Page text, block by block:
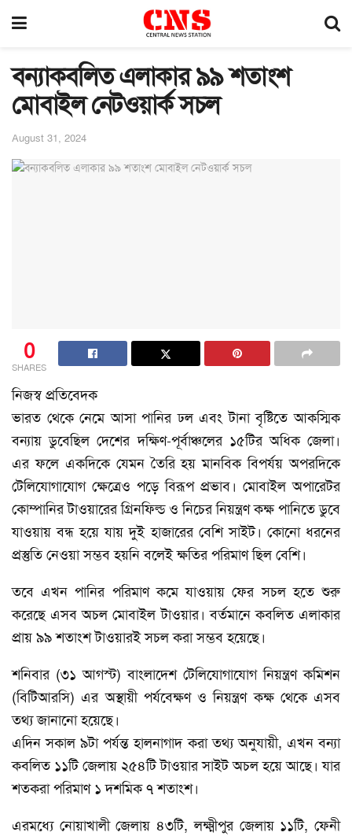
বন্যাকবলিত এলাকার ৯৯ শতাংশ
মোবাইল নেটওয়ার্ক সচল
August 31, 2024
0
SHARES
নিজস্ব প্রতিবেদক
ভারত থেকে নেমে আসা পানির ঢল এবং টানা বৃষ্টিতে আকস্মিক
বন্যায় ডুবেছিল দেশের দক্ষিণ-পূর্বাঞ্চলের ১৫টির অধিক জেলা।
এর ফলে একদিকে যেমন তৈরি হয় মানবিক বিপর্যয় অপরদিকে
টেলিযোগাযোগ ক্ষেত্রেও পড়ে বিরূপ প্রভাব। মোবাইল অপারেটর
কোম্পানির টাওয়ারের গ্রিনফিল্ড ও নিচের নিয়ন্ত্রণ কক্ষ পানিতে ডুবে
যাওয়ায় বন্ধ হয়ে যায় দুই হাজারের বেশি সাইট। কোনো ধরনের
প্রস্তুতি নেওয়া সম্ভব হয়নি বলেই ক্ষতির পরিমাণ ছিল বেশি।
তবে এখন পানির পরিমাণ কমে যাওয়ায় ফের সচল হতে শুরু
করেছে এসব অচল মোবাইল টাওয়ার। বর্তমানে কবলিত এলাকার
প্রায় ৯৯ শতাংশ টাওয়ারই সচল করা সম্ভব হয়েছে।
শনিবার (৩১ আগস্ট) বাংলাদেশ টেলিযোগাযোগ নিয়ন্ত্রণ কমিশন
(বিটিআরসি) এর অস্থায়ী পর্যবেক্ষণ ও নিয়ন্ত্রণ কক্ষ থেকে এসব
তথ্য জানানো হয়েছে।
এদিন সকাল ৯টা পর্যন্ত হালনাগাদ করা তথ্য অনুযায়ী, এখন বন্যা
কবলিত ১১টি জেলায় ২৫৪টি টাওয়ার সাইট অচল হয়ে আছে। যার
শতকরা পরিমাণ ১ দশমিক ৭ শতাংশ।
এরমধ্যে নোয়াখালী জেলায় ৪৩টি, লক্ষ্মীপুর জেলায় ১১টি, ফেনী